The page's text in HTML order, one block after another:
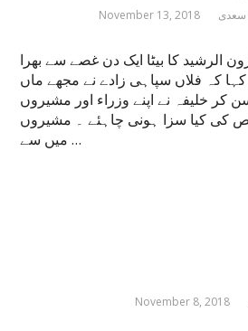
November 13, 2018 سعدی
الرشید کا بیٹا ایک دن غصے سے بھرا
کہا کہ فلاں سپاہی زادے نے مجھے ماں
خلیفہ نے اپنے وزراء اور مشیروں
کی کیا سزا ہونی چاہئے ۔ مشیروں
میں سے …
November 8, 2018